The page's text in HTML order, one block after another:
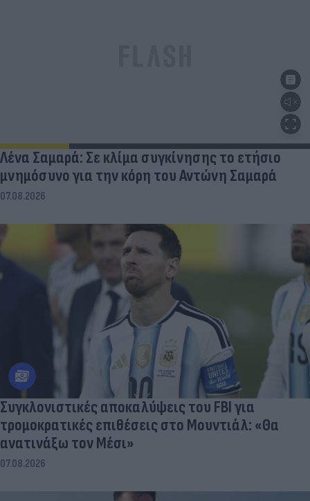
Λένα Σαμαρά: Σε κλίμα συγκίνησης το ετήσιο
μνημόσυνο για την κόρη του Αντώνη Σαμαρά
07.08.2026
Συγκλονιστικές αποκαλύψεις του FBI για
τρομοκρατικές επιθέσεις στο Μουντιάλ: «Θα
ανατινάξω τον Μέσι»
07.08.2026